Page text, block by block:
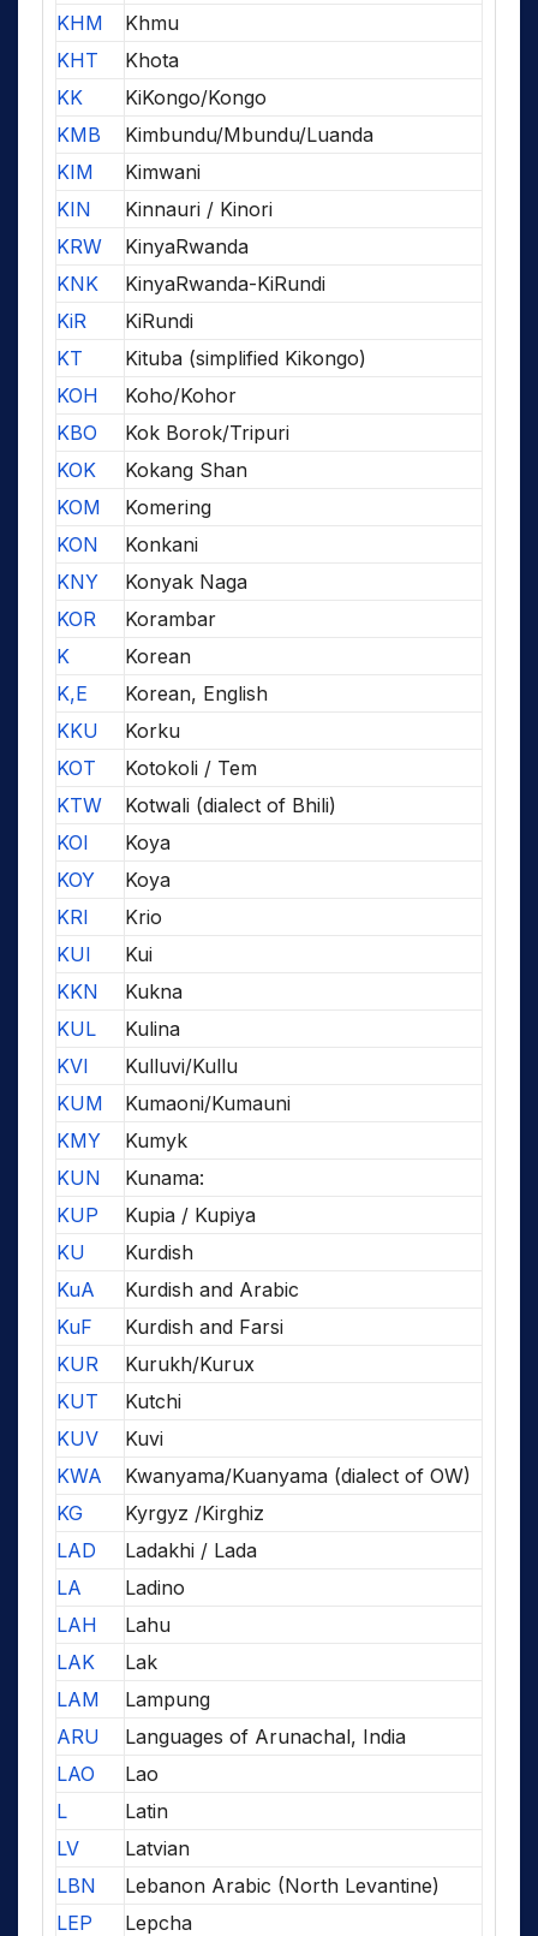
KHM
Khmu
KHT
Khota
KK
KiKongo/Kongo
KMB
Kimbundu/Mbundu/Luanda
KIM
Kimwani
KIN
Kinnauri / Kinori
KRW
KinyaRwanda
KNK
KinyaRwanda-KiRundi
KiR
KiRundi
KT
Kituba (simplified Kikongo)
KOH
Koho/Kohor
KBO
Kok Borok/Tripuri
KOK
Kokang Shan
KOM
Komering
KON
Konkani
KNY
Konyak Naga
KOR
Korambar
K
Korean
K,E
Korean, English
KKU
Korku
KOT
Kotokoli / Tem
KTW
Kotwali (dialect of Bhili)
KOI
Koya
KOY
Koya
KRI
Krio
KUI
Kui
KKN
Kukna
KUL
Kulina
KVI
Kulluvi/Kullu
KUM
Kumaoni/Kumauni
KMY
Kumyk
KUN
Kunama:
KUP
Kupia / Kupiya
KU
Kurdish
KuA
Kurdish and Arabic
KuF
Kurdish and Farsi
KUR
Kurukh/Kurux
KUT
Kutchi
KUV
Kuvi
KWA
Kwanyama/Kuanyama (dialect of OW)
KG
Kyrgyz /Kirghiz
LAD
Ladakhi / Lada
LA
Ladino
LAH
Lahu
LAK
Lak
LAM
Lampung
ARU
Languages of Arunachal, India
LAO
Lao
L
Latin
LV
Latvian
LBN
Lebanon Arabic (North Levantine)
LEP
Lepcha